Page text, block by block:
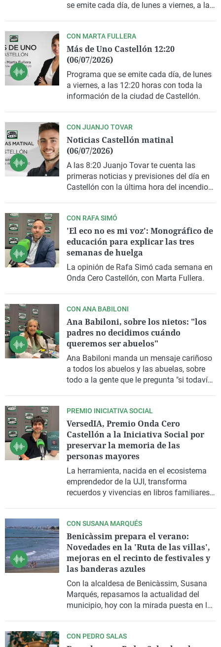
se emite cada día, de lunes a viernes, a las
CON MARTA FULLERA
Más de Uno Castellón 12:20
(06/07/2026)
Programa que se emite cada día, de lunes
a viernes, a las 12:20 horas con toda la
información de la ciudad de Castellón.
CON JUANJO TOVAR
Noticias Castellón matinal
(06/07/2026)
A las 8:20 Juanjo Tovar te cuenta las
primeras noticias y previsiones del día en
Castellón con la última hora del incendio
CON RAFA SIMÓ
'El eco no es mi voz': Monográfico de
educación para explicar las tres
semanas de huelga
La opinión de Rafa Simó cada semana en
Onda Cero Castellón, con Marta Fullera.
CON ANA BABILONI
Ana Babiloni, sobre los nietos: "los
padres no decidimos cuándo
queremos ser abuelos"
Ana Babiloni manda un mensaje cariñoso
a todos los abuelos y las abuelas, sobre
todo a la gente que le pregunta "si todavía
Castellón.
PREMIO INICIATIVA SOCIAL
VersedIA, Premio Onda Cero
Castellón a la Iniciativa Social por
preservar la memoria de las
personas mayores
La herramienta, nacida en el ecosistema
emprendedor de la UJI, transforma
recuerdos y vivencias en libros familiares,
artificial. Ignasi Tormo nos explica con
detalle el proyecto premiado.
CON SUSANA MARQUÉS
Benicàssim prepara el verano:
Novedades en la 'Ruta de las villas',
mejoras en el recinto de festivales y
las banderas azules
Con la alcaldesa de Benicàssim, Susana
Marqués, repasamos la actualidad del
municipio, hoy con la mirada puesta en la
CON PEDRO SALAS